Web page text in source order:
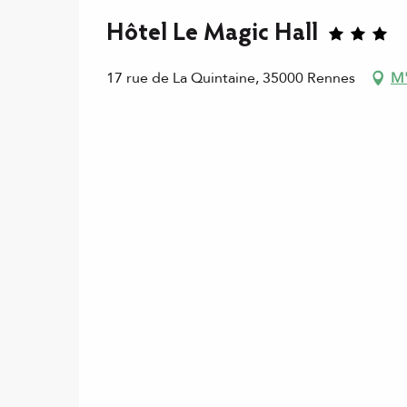
Hôtel Le Magic Hall
17 rue de La Quintaine, 35000 Rennes